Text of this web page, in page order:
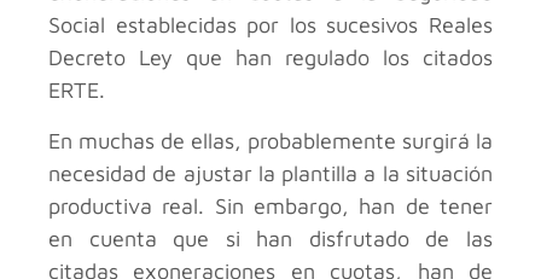
Social establecidas por los sucesivos Reales
Decreto Ley que han regulado los citados
ERTE.
En muchas de ellas, probablemente surgirá la
necesidad de ajustar la plantilla a la situación
productiva real. Sin embargo, han de tener
en cuenta que si han disfrutado de las
citadas exoneraciones en cuotas, han de